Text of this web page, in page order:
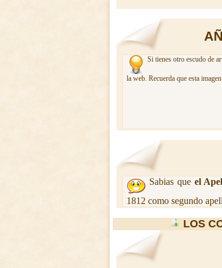
Si tienes otro escudo de
la web. Recuerda que esta
Sabias que el
1812 como segundo
LOS